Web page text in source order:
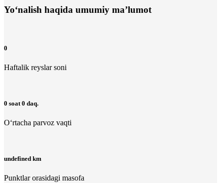
Yo‘nalish haqida umumiy ma’lumot
0
Haftalik reyslar soni
0 soat 0 daq.
O‘rtacha parvoz vaqti
undefined km
Punktlar orasidagi masofa